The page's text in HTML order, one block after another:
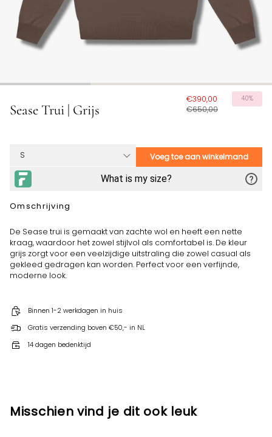
Sease Trui | Grijs
€390,00
€650,00
40%
Voeg toe aan winkelmand
Omschrijving
De Sease trui is gemaakt van zachte wol en heeft een nette
kraag, waardoor het zowel stijlvol als comfortabel is. De kleur
grijs zorgt voor een veelzijdige uitstraling die zowel casual als
gekleed gedragen kan worden. Perfect voor een verfijnde,
moderne look.
Binnen 1-2 werkdagen in huis
Gratis verzending boven €50,- in NL
14 dagen bedenktijd
Misschien vind je dit ook leuk